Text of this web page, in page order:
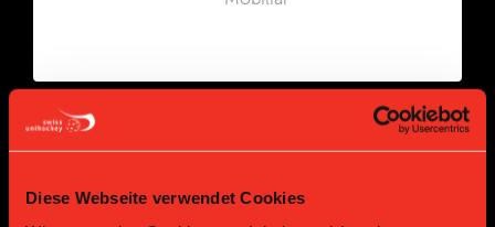
Diese Webseite verwendet Cookies
Gold Partner